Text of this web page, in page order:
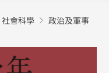
社會科學 政治及軍事